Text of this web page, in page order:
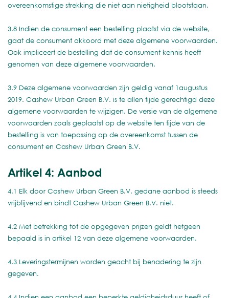
overeenkomstige strekking die niet aan nietigheid blootstaan.
3.8 Indien de consument een bestelling plaatst via de website,
gaat de consument akkoord met deze algemene voorwaarden.
Ook impliceert de bestelling dat de consument kennis heeft
genomen van deze algemene voorwaarden.
3.9 Deze algemene voorwaarden zijn geldig vanaf 1augustus
2019. Cashew Urban Green B.V. is te allen tijde gerechtigd deze
algemene voorwaarden te wijzigen. De versie van de algemene
voorwaarden zoals geplaatst op de website ten tijde van de
bestelling is van toepassing op de overeenkomst tussen de
consument en Cashew Urban Green B.V.
Artikel 4: Aanbod
4.1 Elk door Cashew Urban Green B.V. gedane aanbod is steeds
vrijblijvend en bindt Cashew Urban Green B.V. niet.
4.2 Met betrekking tot de opgegeven prijzen geldt hetgeen
bepaald is in artikel 12 van deze algemene voorwaarden.
4.3 Leveringstermijnen worden geacht bij benadering te zijn
gegeven.